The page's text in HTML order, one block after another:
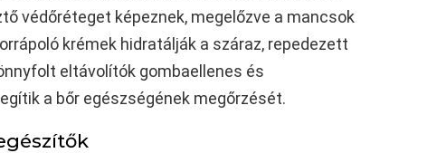
védőréteget képeznek, megelőzve a mancsok
krémek hidratálják a száraz, repedezett
eltávolítók gombaellenes és
a bőr egészségének megőrzését.